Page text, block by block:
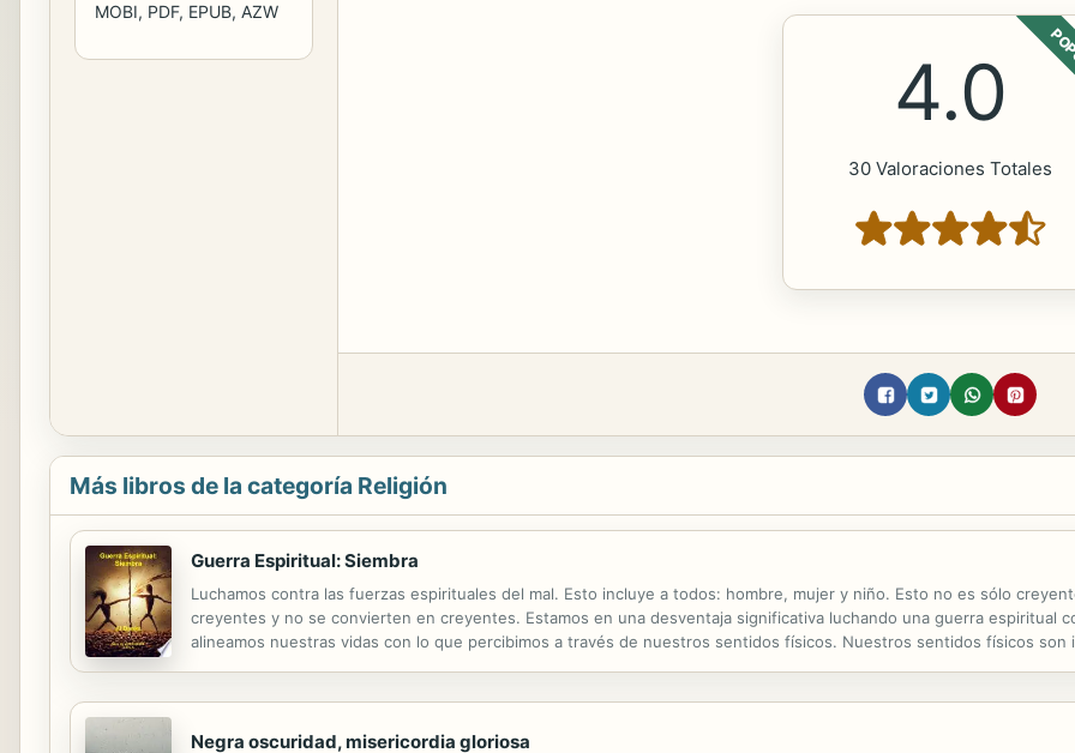
MOBI, PDF, EPUB, AZW
4.0
30 Valoraciones Totales
Más libros de la categoría Religión
Guerra Espiritual: Siembra
Luchamos contra las fuerzas espirituales del mal. Esto incluye a todos: hombre, mujer y niño. Esto no es sólo
creyentes y no se convierten en creyentes. Estamos en una desventaja significativa luchando una guerra espiritual
alineamos nuestras vidas con lo que percibimos a través de nuestros sentidos físicos. Nuestros sentidos físicos
Negra oscuridad, misericordia gloriosa